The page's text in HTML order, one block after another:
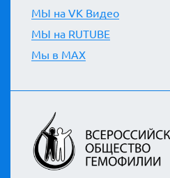
МЫ на VK Видео
МЫ на RUTUBE
Мы в MAX